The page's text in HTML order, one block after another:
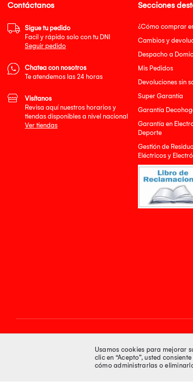
Secciones
¿Cómo comprar
Cambios y
Despacho a
Mis Pedidos
Devoluciones sin
Super Garantía
Garantía
Garantía en
Deporte
Gestión de
Eléctricos y
Contáctanos
Sigue tu pedido
Facil y rápido solo con tu DNI
Seguir pedido
Chatea con nosotros
Te atendemos las 24 horas
Visítanos
Revisa aquí nuestros horarios y
tiendas disponibles a nivel nacional
Ver tiendas
Síguenos enUsamos cookies para mejorar
clic en “Acepto”, usted
cómo administrarlas o